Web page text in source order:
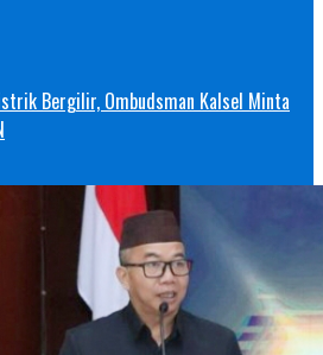
Bergilir, Ombudsman Kalsel Minta